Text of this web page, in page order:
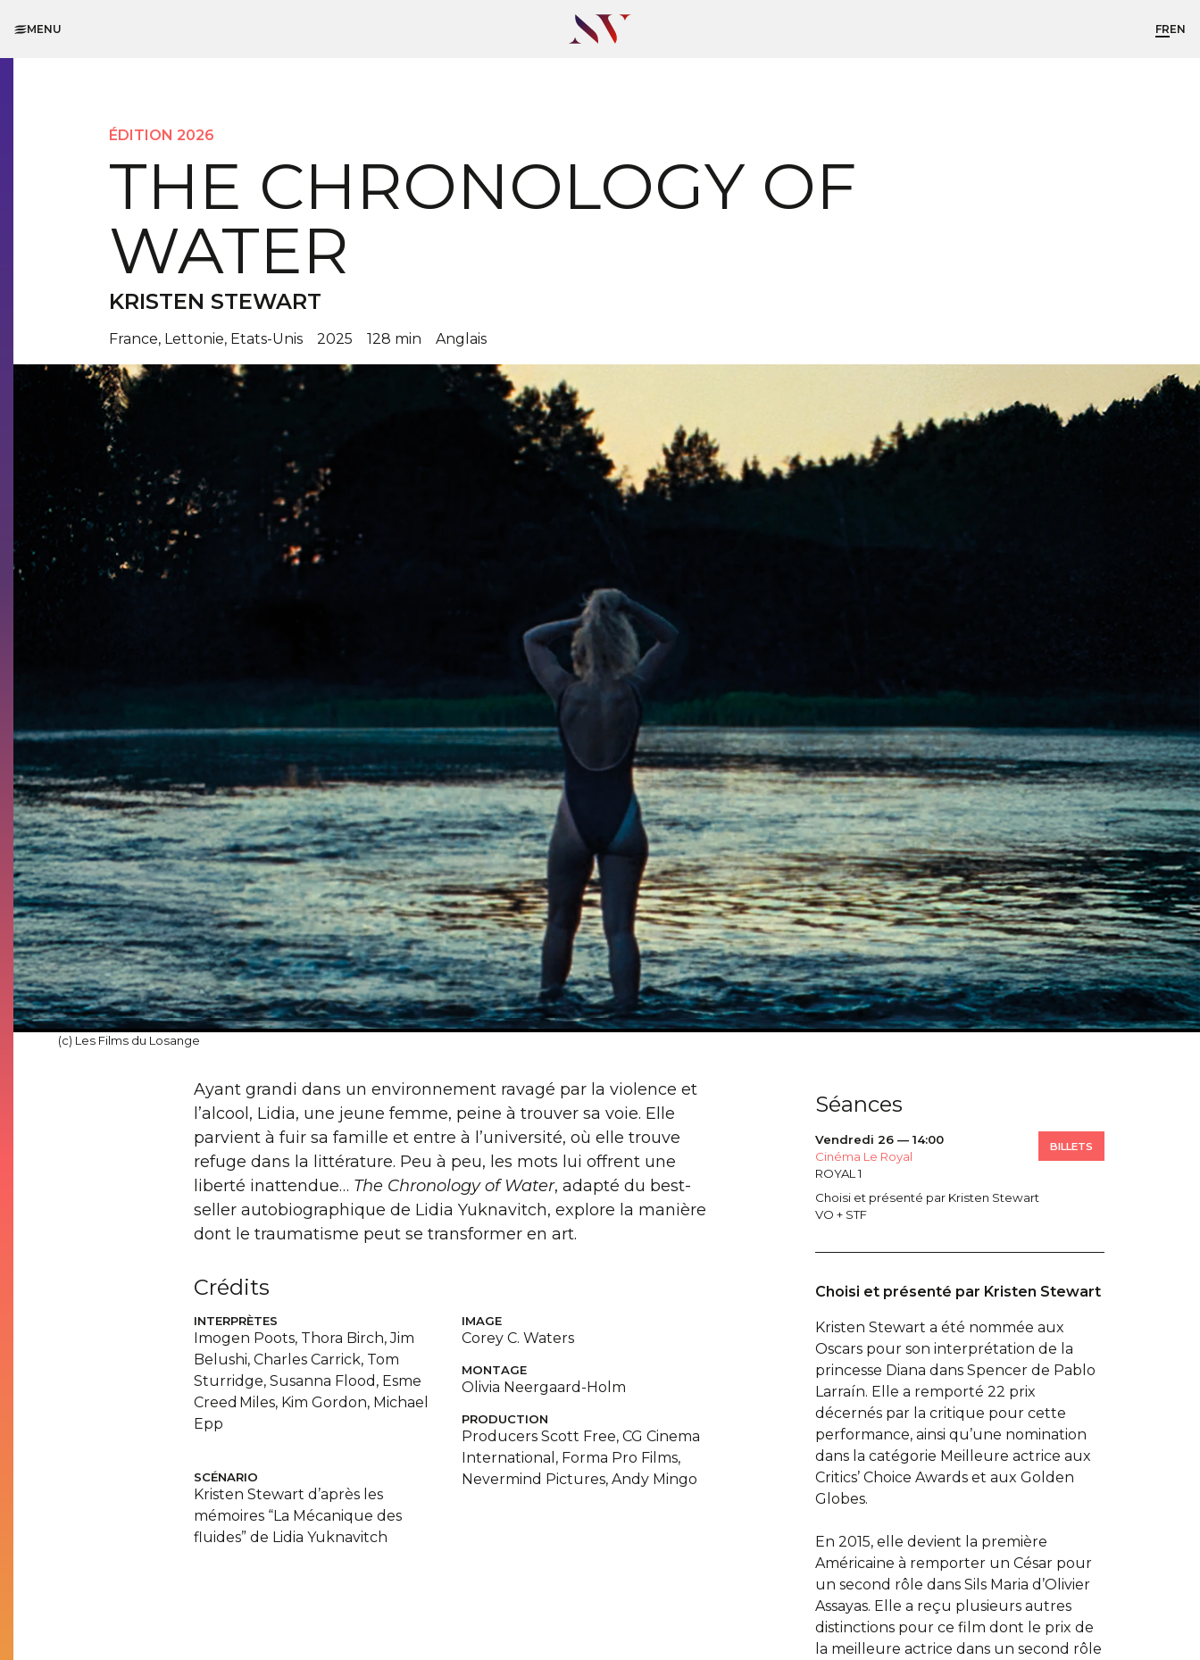
MENU FREN
ÉDITION 2026
THE CHRONOLOGY OF
WATER
KRISTEN STEWART
France, Lettonie, Etats-Unis 2025 128 min Anglais
(c) Les Films du Losange
Ayant grandi dans un environnement ravagé par la violence et
l’alcool, Lidia, une jeune femme, peine à trouver sa voie. Elle
parvient à fuir sa famille et entre à l’université, où elle trouve
refuge dans la littérature. Peu à peu, les mots lui offrent une
liberté inattendue… The Chronology of Water, adapté du best-
seller autobiographique de Lidia Yuknavitch, explore la manière
dont le traumatisme peut se transformer en art.
Crédits
INTERPRÈTES
Imogen Poots, Thora Birch, Jim
Belushi, Charles Carrick, Tom
Sturridge, Susanna Flood, Esme
Creed Miles, Kim Gordon, Michael
Epp
SCÉNARIO
Kris­ten Ste­wart d’après les
mémoires “La Méca­nique des
fluides” de Lidia Yuknavitch
IMAGE
Corey C. Waters
MONTAGE
Olivia Neergaard-Holm
PRODUCTION
Producers Scott Free, CG Cinema
International, Forma Pro Films,
Nevermind Pictures, Andy Mingo
Séances
Vendredi 26 — 14:00
Cinéma Le Royal
ROYAL 1
BILLETS
Choisi et présenté par Kristen Stewart
VO + STF
Choisi et présenté par Kristen Stewart
Kristen Stewart a été nommée aux
Oscars pour son interprétation de la
princesse Diana dans Spencer de Pablo
Larraín. Elle a remporté 22 prix
décernés par la critique pour cette
performance, ainsi qu’une nomination
dans la catégorie Meilleure actrice aux
Critics’ Choice Awards et aux Golden
Globes.
En 2015, elle devient la première
Américaine à remporter un César pour
un second rôle dans Sils Maria d’Olivier
Assayas. Elle a reçu plusieurs autres
distinctions pour ce film dont le prix de
la meilleure actrice dans un second rôle